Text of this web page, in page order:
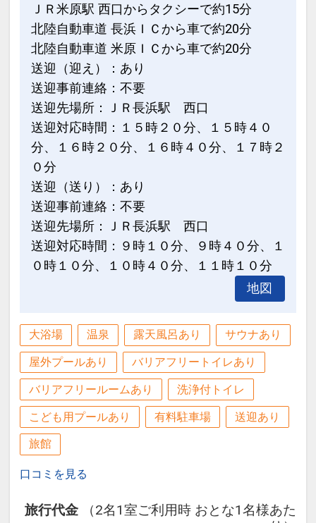
ＪＲ米原駅 西口からタクシーで約15分
北陸自動車道 長浜ＩＣから車で約20分
北陸自動車道 米原ＩＣから車で約20分
送迎（迎え）：あり
送迎事前連絡：不要
送迎先場所：ＪＲ長浜駅 西口
送迎対応時間：１５時２０分、１５時４０
分、１６時２０分、１６時４０分、１７時２
０分
送迎（送り）：あり
送迎事前連絡：不要
送迎先場所：ＪＲ長浜駅 西口
送迎対応時間：９時１０分、９時４０分、１
０時１０分、１０時４０分、１１時１０分
地図
大浴場 温泉 露天風呂あり サウナあり
屋外プールあり バリアフリートイレあり
バリアフリールームあり 洗浄付トイレ
こども用プールあり 有料駐車場 送迎あり
旅館
口コミを見る
旅行代金
（2名1室ご利用時 おとな1名様あた